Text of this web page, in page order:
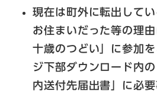
現在は町外に転出して
お住まいだった等の理
十歳のつどい」に参加
ジ下部ダウンロード内
内送付先届出書」に必